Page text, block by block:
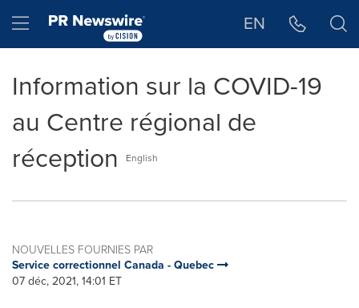
Hamburger menu EN
Information sur la COVID-19
au Centre régional de
réception
English
NOUVELLES FOURNIES PAR
Service correctionnel Canada - Quebec
07 déc, 2021, 14:01 ET